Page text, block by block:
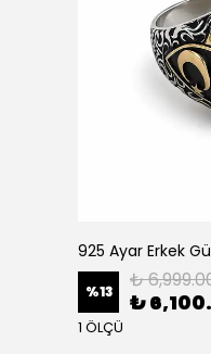
925 Ayar Erkek
%13 ₺
₺
1 ÖLÇÜ